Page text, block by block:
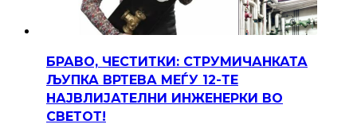
БРАВО, ЧЕСТИТКИ: СТРУМИЧАНКАТА
ЉУПКА ВРТЕВА МЕЃУ 12-ТЕ
НАЈВЛИЈАТЕЛНИ ИНЖЕНЕРКИ ВО
СВЕТОТ!